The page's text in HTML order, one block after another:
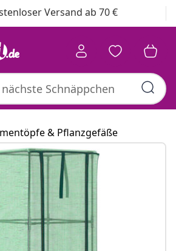
Versand ab 70 €
& Pflanzgefäße